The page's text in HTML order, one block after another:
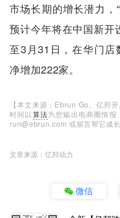
市场长期的增长潜力，
预计今年将在中国新开
至3月31日，在华门店
净增加222家。
【本文来源：Ebrun Go。亿邦
时间以算法为您输出电商圈情报
run@ebrun.com 或留言帮它成长
文章来源：亿邦动力
微信